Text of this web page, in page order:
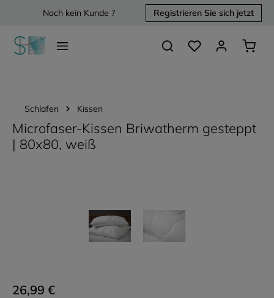
springenNoch kein Kunde ? Registrieren Sie sich jetzt
Du hast 0 Produkte
Schlafen Kissen
Microfaser-Kissen Briwatherm gesteppt
| 80x80, weiß
26,99 €